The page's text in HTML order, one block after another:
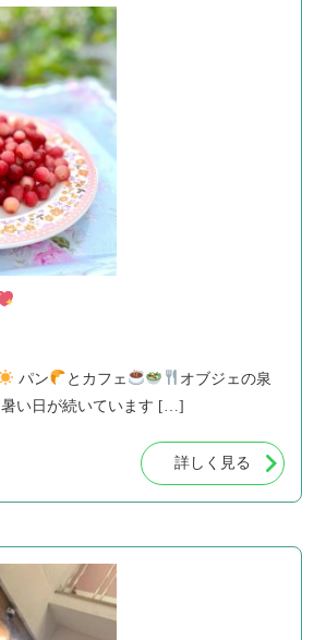
パン とカフェ
オブジェの泉
暑い日が続いています […]
詳しく見る